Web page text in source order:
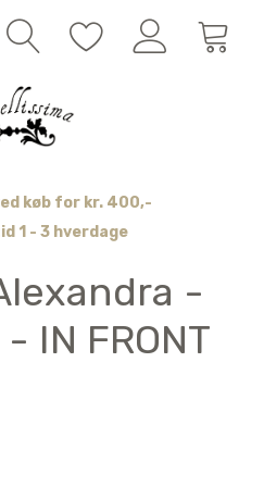
køb for kr. 400,-
1 - 3 hverdage
-
IN FRONT